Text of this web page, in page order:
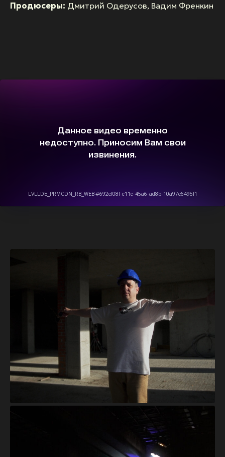
Продюсеры: Дмитрий Одерусов, Вадим Френкин